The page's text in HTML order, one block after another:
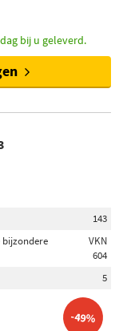
bij u geleverd.
143
VKN
604
5
-49%